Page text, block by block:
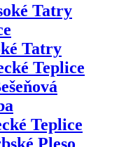
Tatry
Tatry
Teplice
Teplice